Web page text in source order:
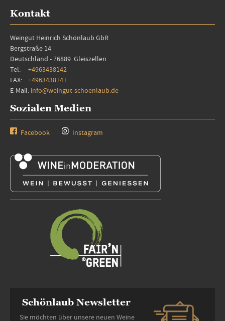
Kontakt
Weingut Heinrich Schönlaub GbR
Bergstraße 14
Deutschland - 76889 Gleiszellen
Tel: +4963438142
FAX: +4963438141
E-Mail: info@weingut-schoenlaub.de
Sozialen Medien
Facebook Instagram
Schönlaub Newsletter
Sie möchten über unsere neuen Weine